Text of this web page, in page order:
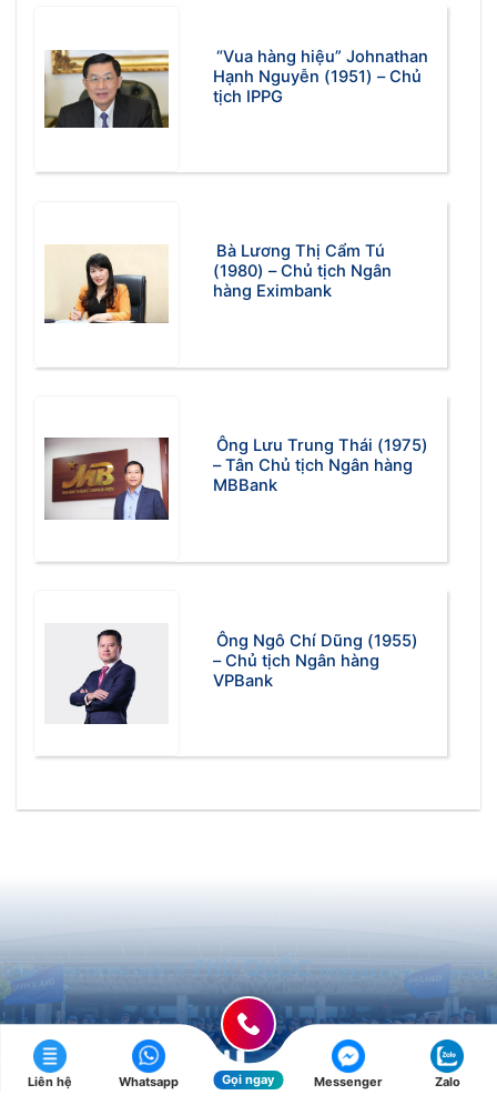
“Vua hàng hiệu” Johnathan
Hạnh Nguyễn (1951) – Chủ
tịch IPPG
Bà Lương Thị Cẩm Tú
(1980) – Chủ tịch Ngân
hàng Eximbank
Ông Lưu Trung Thái (1975)
– Tân Chủ tịch Ngân hàng
MBBank
Ông Ngô Chí Dũng (1955)
– Chủ tịch Ngân hàng
VPBank
Liên hệ Whatsapp Gọi ngay Messenger Zalo